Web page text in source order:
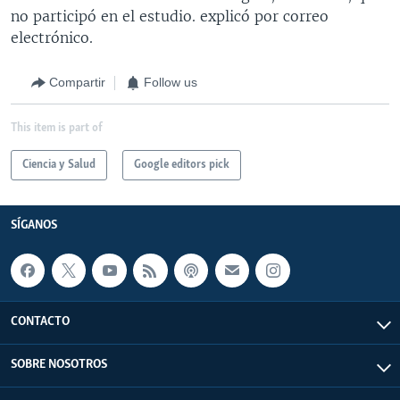
no participó en el estudio. explicó por correo
electrónico.
Compartir Follow us
This item is part of
Ciencia y Salud Google editors pick
SÍGANOS
CONTACTO
SOBRE NOSOTROS